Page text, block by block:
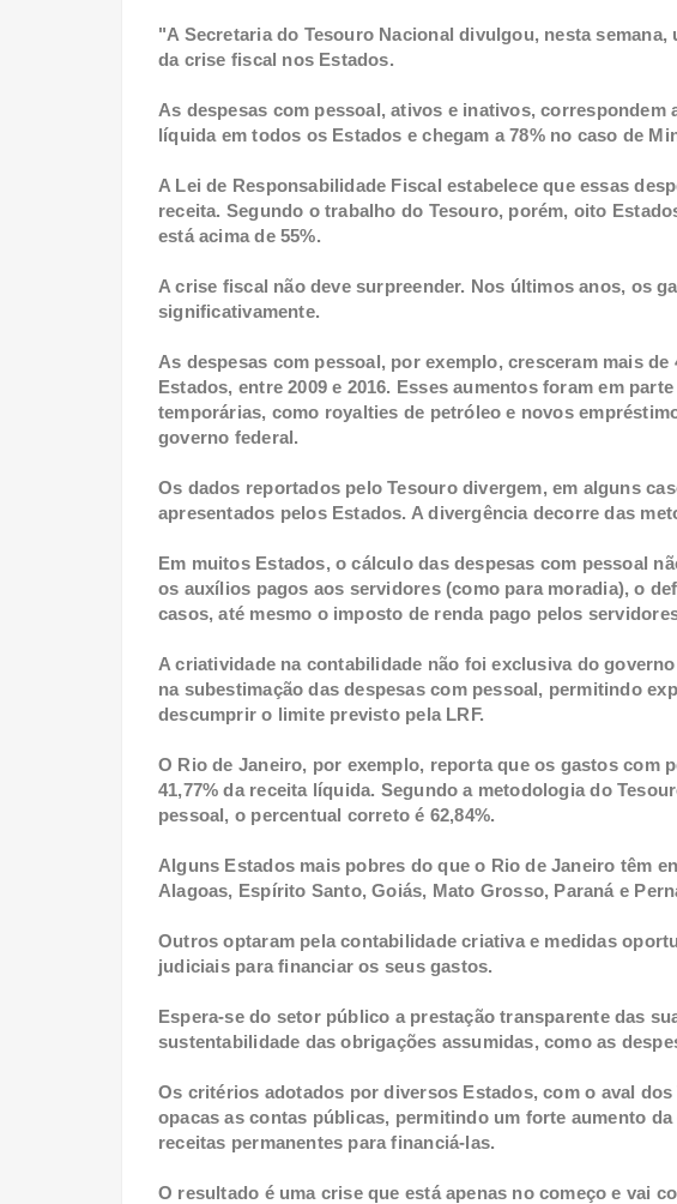
"A Secretaria do Tesouro Nacional divulgou, nesta
da crise fiscal nos Estados.
As despesas com pessoal, ativos e inativos, correspondem
líquida em todos os Estados e chegam a 78% no caso de
A Lei de Responsabilidade Fiscal estabelece que essas
receita. Segundo o trabalho do Tesouro, porém, oito
está acima de 55%.
A crise fiscal não deve surpreender. Nos últimos anos, os
significativamente.
As despesas com pessoal, por exemplo, cresceram mais de
Estados, entre 2009 e 2016. Esses aumentos foram em
temporárias, como royalties de petróleo e novos
governo federal.
Os dados reportados pelo Tesouro divergem, em alguns
apresentados pelos Estados. A divergência decorre das
Em muitos Estados, o cálculo das despesas com pessoal
os auxílios pagos aos servidores (como para moradia), o
casos, até mesmo o imposto de renda pago pelos
A criatividade na contabilidade não foi exclusiva do
na subestimação das despesas com pessoal, permitindo
descumprir o limite previsto pela LRF.
O Rio de Janeiro, por exemplo, reporta que os gastos com
41,77% da receita líquida. Segundo a metodologia do
pessoal, o percentual correto é 62,84%.
Alguns Estados mais pobres do que o Rio de Janeiro têm
Alagoas, Espírito Santo, Goiás, Mato Grosso, Paraná e
Outros optaram pela contabilidade criativa e medidas
judiciais para financiar os seus gastos.
Espera-se do setor público a prestação transparente das
sustentabilidade das obrigações assumidas, como as
Os critérios adotados por diversos Estados, com o aval
opacas as contas públicas, permitindo um forte aumento
receitas permanentes para financiá-las.
O resultado é uma crise que está apenas no começo e vai